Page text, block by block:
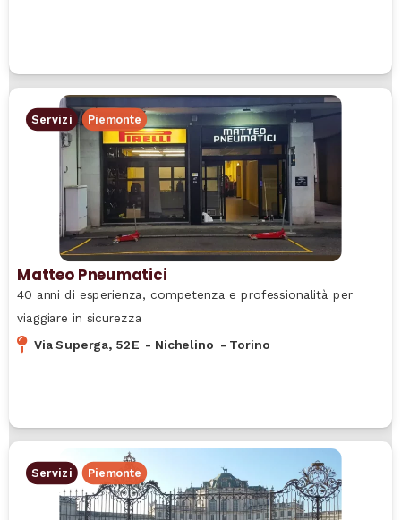
Servizi Piemonte
Matteo Pneumatici
40 anni di esperienza, competenza e professionalità per
viaggiare in sicurezza
Via Superga, 52E - Nichelino - Torino
Servizi Piemonte